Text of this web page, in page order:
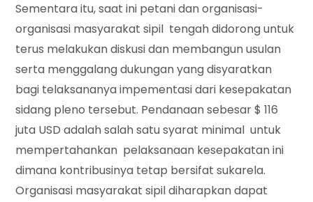
Sementara itu, saat ini petani dan organisasi-
organisasi masyarakat sipil tengah didorong untuk
terus melakukan diskusi dan membangun usulan
serta menggalang dukungan yang disyaratkan
bagi telaksananya impementasi dari kesepakatan
sidang pleno tersebut. Pendanaan sebesar $ 116
juta USD adalah salah satu syarat minimal untuk
mempertahankan pelaksanaan kesepakatan ini
dimana kontribusinya tetap bersifat sukarela.
Organisasi masyarakat sipil diharapkan dapat